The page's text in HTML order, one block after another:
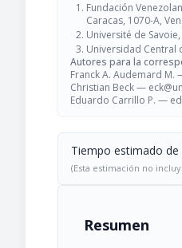
Fundación
Caracas, 1070-A,
Université de
Universidad Central
Autores para la
Franck A. Audemard M.
Christian Beck —
Eduardo Carrillo P. —
Tiempo estimado de
(Esta estimación no
Resumen